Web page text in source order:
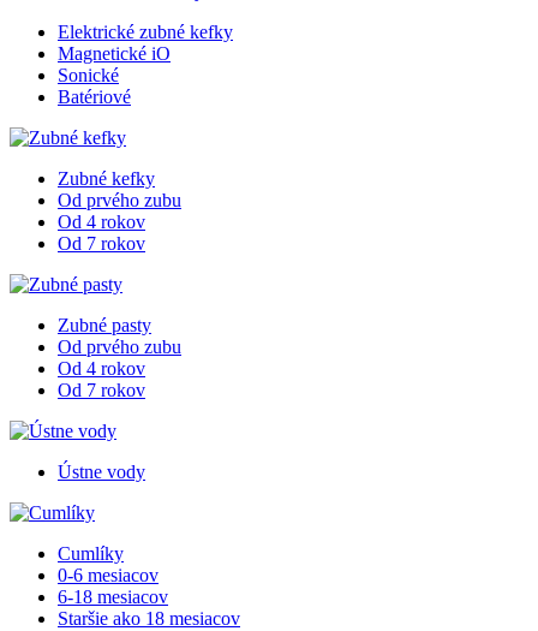
Elektrické zubné kefky
Magnetické iO
Sonické
Batériové
Zubné kefky
Od prvého zubu
Od 4 rokov
Od 7 rokov
Zubné pasty
Od prvého zubu
Od 4 rokov
Od 7 rokov
Ústne vody
Cumlíky
0-6 mesiacov
6-18 mesiacov
Staršie ako 18 mesiacov